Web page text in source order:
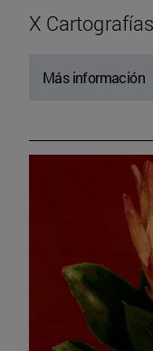
X
Más información